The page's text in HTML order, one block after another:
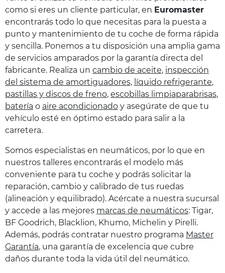
como si eres un cliente particular, en Euromaster
encontrarás todo lo que necesitas para la puesta a
punto y mantenimiento de tu coche de forma rápida
y sencilla. Ponemos a tu disposición una amplia gama
de servicios amparados por la garantía directa del
fabricante. Realiza un cambio de aceite, inspección
del sistema de amortiguadores, líquido refrigerante,
pastillas y discos de freno, escobillas limpiaparabrisas,
batería o aire acondicionado y asegúrate de que tu
vehículo esté en óptimo estado para salir a la
carretera.
Somos especialistas en neumáticos, por lo que en
nuestros talleres encontrarás el modelo más
conveniente para tu coche y podrás solicitar la
reparación, cambio y calibrado de tus ruedas
(alineación y equilibrado). Acércate a nuestra sucursal
y accede a las mejores marcas de neumáticos: Tigar,
BF Goodrich, Blacklion, Khumo, Michelin y Pirelli.
Además, podrás contratar nuestro programa Master
Garantía, una garantía de excelencia que cubre
daños durante toda la vida útil del neumático.